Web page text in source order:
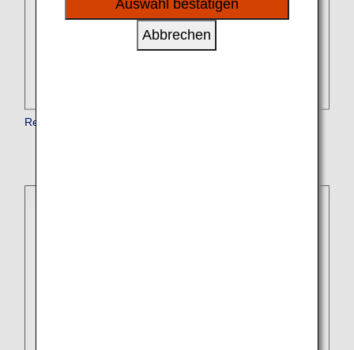
Reisende, die eine Liege benötigen
Auswahl bestätigen
Abbrechen